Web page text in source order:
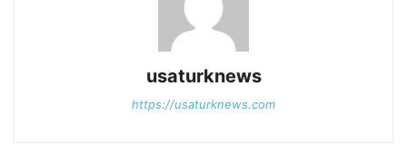
usaturknews
https://usaturknews.com